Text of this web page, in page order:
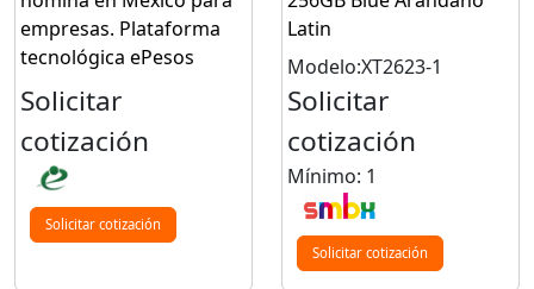
empresas. Plataforma
tecnológica ePesos
Solicitar
cotización
Solicitar cotización
Latin
Modelo:XT2623-1
Solicitar
cotización
Mínimo: 1
Solicitar cotización